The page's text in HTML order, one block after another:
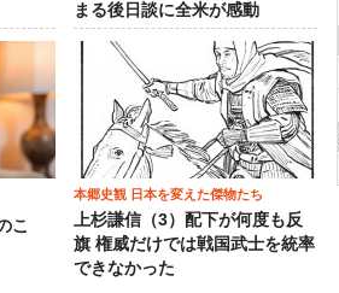
まる後日談に全米が感動
こ
本郷史観 日本を変えた傑物たち
上杉謙信（3）配下が何度も反
旗 権威だけでは戦国武士を統率
できなかった